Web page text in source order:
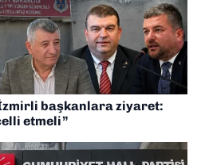
başkanlara ziyaret:
etmeli”